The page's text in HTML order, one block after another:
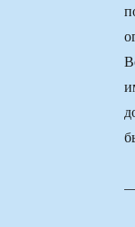
—